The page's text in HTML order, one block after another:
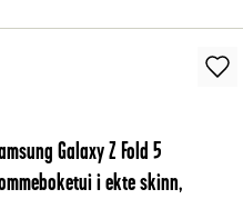
Galaxy Z Fold 5
i ekte skinn,